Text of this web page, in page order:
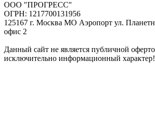
ООО "ПРОГРЕСС"
ОГРН: 1217700131956
125167 г. Москва МО Аэропорт ул.
офис 2
Данный сайт не является публичной
исключительно информационный характер!